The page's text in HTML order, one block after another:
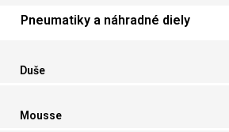
Pneumatiky a náhradné diely
Duše
Mousse